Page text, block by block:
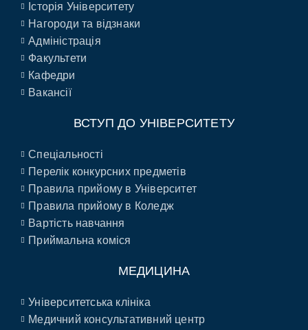
Історія Університету
Нагороди та відзнаки
Адміністрація
Факультети
Кафедри
Вакансії
ВСТУП ДО УНІВЕРСИТЕТУ
Спеціальності
Перелік конкурсних предметів
Правила прийому в Університет
Правила прийому в Коледж
Вартість навчання
Приймальна коміся
МЕДИЦИНА
Університетська клініка
Медичний консультативний центр